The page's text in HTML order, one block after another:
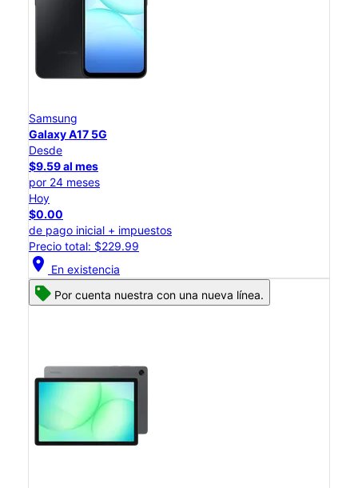
Samsung
Galaxy A17 5G
Desde
$9.59 al mes
por 24 meses
Hoy
$0.00
de pago inicial + impuestos
Precio total: $229.99
location_on En existencia
Por cuenta nuestra con una nueva línea.